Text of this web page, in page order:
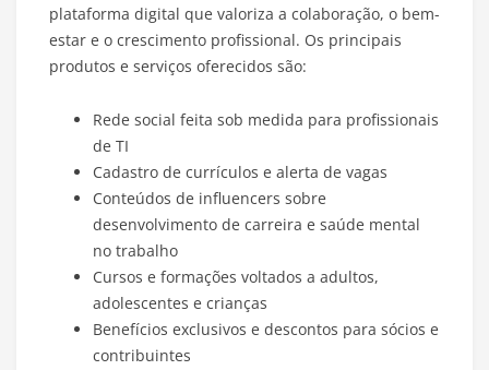
plataforma digital que valoriza a colaboração, o bem-
estar e o crescimento profissional. Os principais
produtos e serviços oferecidos são:
Rede social feita sob medida para profissionais
de TI
Cadastro de currículos e alerta de vagas
Conteúdos de influencers sobre
desenvolvimento de carreira e saúde mental
no trabalho
Cursos e formações voltados a adultos,
adolescentes e crianças
Benefícios exclusivos e descontos para sócios e
contribuintes